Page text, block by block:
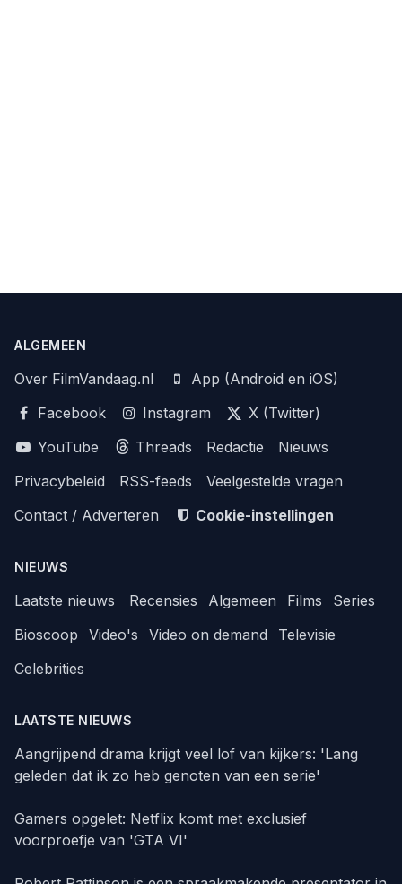
ALGEMEEN
Over FilmVandaag.nl
App (Android en iOS)
Facebook
Instagram
X (Twitter)
YouTube
Threads Redactie
Nieuws
Privacybeleid
RSS-feeds
Veelgestelde vragen
Contact / Adverteren
Cookie-instellingen
NIEUWS
Laatste nieuws Recensies Algemeen Films
Series
Bioscoop
Video's Video on demand
Televisie
Celebrities
LAATSTE NIEUWS
Aangrijpend drama krijgt veel lof van kijkers: 'Lang
geleden dat ik zo heb genoten van een serie'
Gamers opgelet: Netflix komt met exclusief
voorproefje van 'GTA VI'